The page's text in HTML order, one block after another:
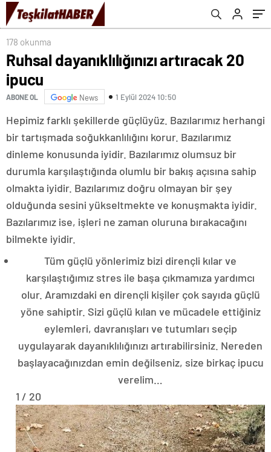
178 okunma
Ruhsal dayanıklılığınızı artıracak 20
ipucu
ABONE OL News 1 Eylül 2024 10:50
Hepimiz farklı şekillerde güçlüyüz. Bazılarımız herhangi
bir tartışmada soğukkanlılığını korur. Bazılarımız
dinleme konusunda iyidir. Bazılarımız olumsuz bir
durumla karşılaştığında olumlu bir bakış açısına sahip
olmakta iyidir. Bazılarımız doğru olmayan bir şey
olduğunda sesini yükseltmekte ve konuşmakta iyidir.
Bazılarımız ise, işleri ne zaman oluruna bırakacağını
bilmekte iyidir.
Tüm güçlü yönlerimiz bizi dirençli kılar ve
karşılaştığımız stres ile başa çıkmamıza yardımcı
olur. Aramızdaki en dirençli kişiler çok sayıda güçlü
yöne sahiptir. Sizi güçlü kılan ve mücadele ettiğiniz
eylemleri, davranışları ve tutumları seçip
uygulayarak dayanıklılığınızı artırabilirsiniz. Nereden
başlayacağınızdan emin değilseniz, size birkaç ipucu
verelim…
1 / 20